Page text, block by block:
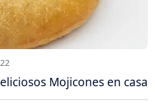
Mojicones en casa